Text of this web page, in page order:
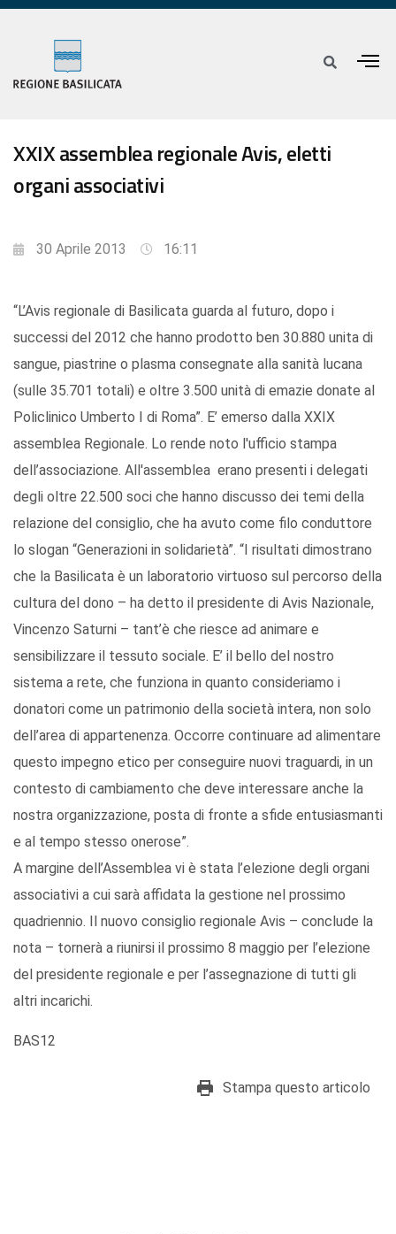
XXIX assemblea regionale Avis, eletti
organi associativi
30 Aprile 2013 16:11
“L’Avis regionale di Basilicata guarda al futuro, dopo i
successi del 2012 che hanno prodotto ben 30.880 unita di
sangue, piastrine o plasma consegnate alla sanità lucana
(sulle 35.701 totali) e oltre 3.500 unità di emazie donate al
Policlinico Umberto I di Roma”. E’ emerso dalla XXIX
assemblea Regionale. Lo rende noto l'ufficio stampa
dell’associazione. All'assemblea erano presenti i delegati
degli oltre 22.500 soci che hanno discusso dei temi della
relazione del consiglio, che ha avuto come filo conduttore
lo slogan “Generazioni in solidarietà”. “I risultati dimostrano
che la Basilicata è un laboratorio virtuoso sul percorso della
cultura del dono – ha detto il presidente di Avis Nazionale,
Vincenzo Saturni – tant’è che riesce ad animare e
sensibilizzare il tessuto sociale. E’ il bello del nostro
sistema a rete, che funziona in quanto consideriamo i
donatori come un patrimonio della società intera, non solo
dell’area di appartenenza. Occorre continuare ad alimentare
questo impegno etico per conseguire nuovi traguardi, in un
contesto di cambiamento che deve interessare anche la
nostra organizzazione, posta di fronte a sfide entusiasmanti
e al tempo stesso onerose”.
A margine dell’Assemblea vi è stata l’elezione degli organi
associativi a cui sarà affidata la gestione nel prossimo
quadriennio. Il nuovo consiglio regionale Avis – conclude la
nota – tornerà a riunirsi il prossimo 8 maggio per l’elezione
del presidente regionale e per l’assegnazione di tutti gli
altri incarichi.
BAS12
Stampa questo articolo